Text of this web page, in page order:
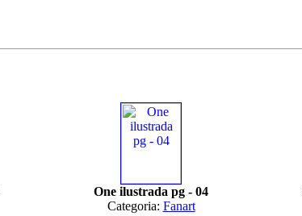
One ilustrada pg - 04
Categoria: Fanart